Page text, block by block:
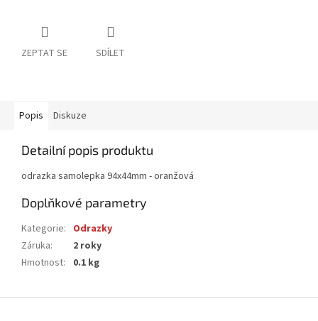
ZEPTAT SE SDÍLET
Popis Diskuze
Detailní popis produktu
odrazka samolepka 94x44mm - oranžová
Doplňkové parametry
Kategorie: Odrazky
Záruka:
2 roky
Hmotnost: 0.1 kg